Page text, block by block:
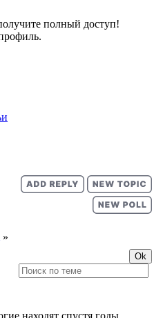
полный доступ!
»
находят спустя годы